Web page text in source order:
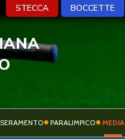
BOCCETTE
STECCA BOCCETTE
PARALIMPICO MEDIA